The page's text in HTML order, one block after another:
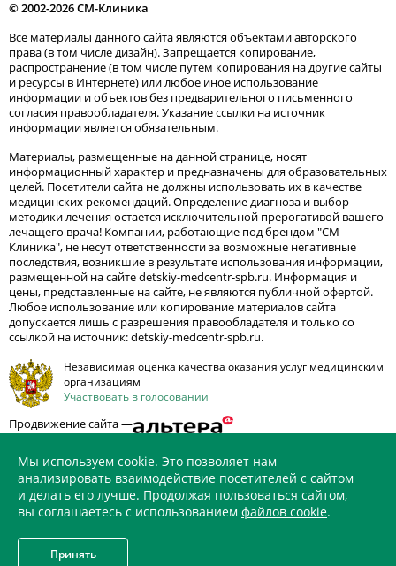
© 2002-2026 СМ-Клиника
Все материалы данного сайта являются объектами авторского
права (в том числе дизайн). Запрещается копирование,
распространение (в том числе путем копирования на другие сайты
и ресурсы в Интернете) или любое иное использование
информации и объектов без предварительного письменного
согласия правообладателя. Указание ссылки на источник
информации является обязательным.
Материалы, размещенные на данной странице, носят
информационный характер и предназначены для образовательных
целей. Посетители сайта не должны использовать их в качестве
медицинских рекомендаций. Определение диагноза и выбор
методики лечения остается исключительной прерогативой вашего
лечащего врача! Компании, работающие под брендом "СМ-
Клиника", не несут ответственности за возможные негативные
последствия, возникшие в результате использования информации,
размещенной на сайте detskiy-medcentr-spb.ru. Информация и
цены, представленные на сайте, не являются публичной офертой.
Любое использование или копирование материалов сайта
допускается лишь с разрешения правообладателя и только со
ссылкой на источник: detskiy-medcentr-spb.ru.
Независимая оценка качества оказания услуг медицинским
организациям
Участвовать в голосовании
Продвижение сайта —
ИМЕЮТСЯ ПРОТИВОПОКАЗАНИЯ. НЕОБХОДИМО
ПРОКОНСУЛЬТИРОВАТЬСЯ СО СПЕЦИАЛИСТОМ
Мы используем cookie. Это позволяет нам
анализировать взаимодействие посетителей с сайтом
и делать его лучше. Продолжая пользоваться сайтом,
вы соглашаетесь с использованием файлов cookie.
Принять